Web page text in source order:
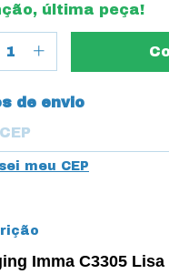
última peça!
para o CEP:
de envio
meu CEP
Imma C3305